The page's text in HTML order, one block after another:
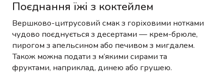
Поєднання їжі з коктейлем
Вершково-цитрусовий смак з горіховими нотками
чудово поєднується з десертами — крем-брюле,
пирогом з апельсином або печивом з мигдалем.
Також можна подати з м’якими сирами та
фруктами, наприклад, динею або грушею.